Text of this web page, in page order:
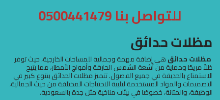
للتواصل بنا 0500441479
مظلات حدائق
مظلات حدائقهي إضافة مهمة وجمالية للمساحات الخارجية، حيث توفر
ظلاً مريحًا وحماية من أشعة الشمس الحارقة وأمواج الأمطار، مما يتيح
الاستمتاع بالحديقة في جميع الفصول. تتميز مظلات الحدائق بتنوع كبير في
التصميمات والمواد المستخدمة لتلبية الاحتياجات المختلفة من حيث الجمالية،
الوظيفة، والمتانة، خصوصًا في بيئات مناخية مثل جدة بالسعودية.